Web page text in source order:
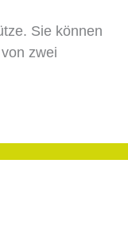
Sie können
zwei